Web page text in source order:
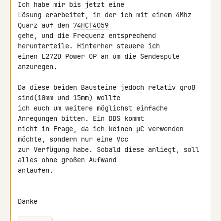
Ich habe mir bis jetzt eine
Lösung erarbeitet, in der ich mit einem 4Mhz
Quarz auf den 74HCT4059
gehe, und die Frequenz entsprechend
herunterteile. Hinterher steuere ich
einen L272D Power OP an um die Sendespule
anzuregen.
Da diese beiden Bausteine jedoch relativ groß
sind(10mm und 15mm) wollte
ich euch um weitere möglichst einfache
Anregungen bitten. Ein DDS kommt
nicht in Frage, da ich keinen µC verwenden
möchte, sondern nur eine Vcc
zur Verfügung habe. Sobald diese anliegt, soll
alles ohne großen Aufwand
anlaufen.
Danke